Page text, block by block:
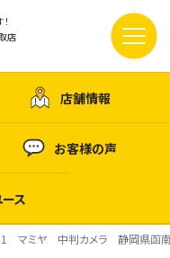
店
店舗情報
お客様の声
ス
マミヤ 中判カメラ 静岡県函